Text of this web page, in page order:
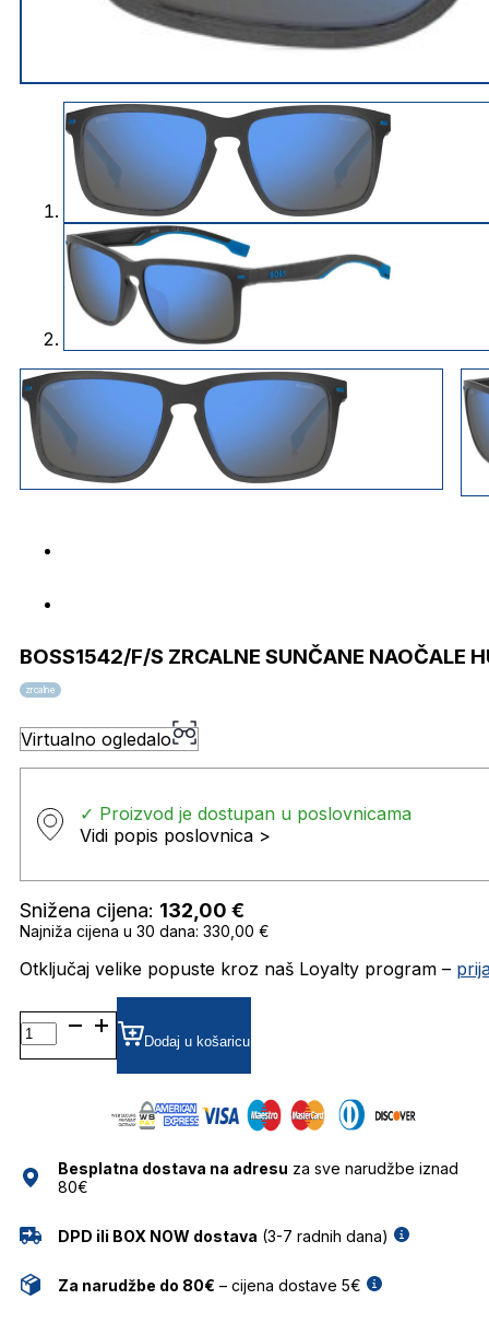
BOSS1542/F/S ZRCALNE SUNČANE NAOČALE
zrcalne
Virtualno ogledalo
✓ Proizvod je dostupan u poslovnicama
Vidi popis poslovnica >
Snižena cijena: 132,00 €
Najniža cijena u 30 dana: 330,00 €
Otključaj velike popuste kroz naš Loyalty program –
BOSS1542/F/S
ZRCALNE SUNČANE
NAOČALE
Dodaj u košaricu
Besplatna dostava na adresu za sve narudžbe iznad
80€
DPD ili BOX NOW dostava (3-7 radnih dana)
Za narudžbe do 80€ – cijena dostave 5€